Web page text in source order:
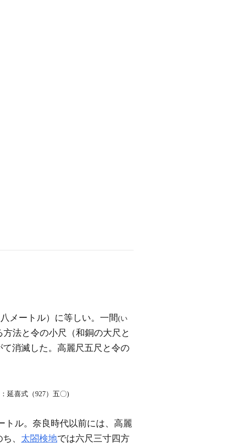
メートル）に等しい。一間(い
法と令の小尺（和銅の大尺と
消滅した。高麗尺五尺と令の
延喜式（927）五〇)
ル。奈良時代以前には、高麗
、 太閤検地では六尺三寸四方